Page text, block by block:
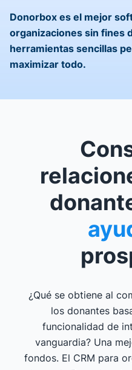
Donorbox es el mejor
organizaciones sin fines
herramientas sencillas
maximizar todo.
¿Qué se obtiene al
los donantes
funcionalidad de
vanguardia? Una
fondos. El CRM para